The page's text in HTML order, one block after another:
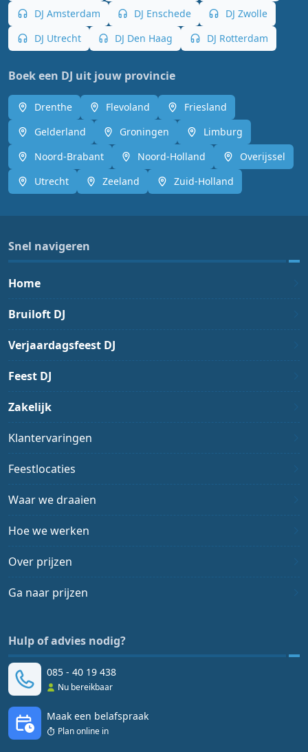
DJ Amsterdam
DJ Enschede
DJ Zwolle
DJ Utrecht
DJ Den Haag DJ Rotterdam
Boek een DJ uit jouw provincie
Drenthe Flevoland
Friesland
Gelderland
Groningen
Limburg
Noord-Brabant
Noord-Holland
Overijssel
Utrecht
Zeeland Zuid-Holland
Snel navigeren
Home
Bruiloft DJ
Verjaardagsfeest DJ
Feest DJ
Zakelijk
Klantervaringen
Feestlocaties
Waar we draaien
Hoe we werken
Over prijzen
Ga naar prijzen
Hulp of advies nodig?
085 - 40 19 438
Nu bereikbaar
Maak een belafspraak
Plan online in